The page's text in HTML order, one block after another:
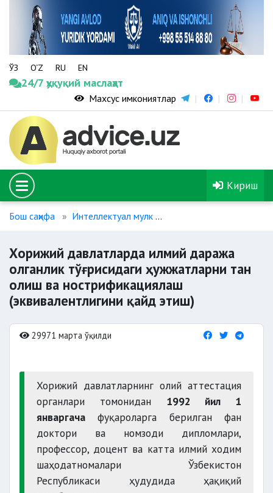
ЎЗ O‘Z RU EN
24/7 ҳуқуқий маслаҳат
Махсус имкониятлар
Кириш
Бош саҳифа Интеллектуал мулк
Хорижий давлатларда илмий даража
олганлик тўғрисидаги ҳужжатларни тан
олиш ва нострификациялаш
(эквивалентлигини қайд этиш)
29971 марта ўқилди
Хорижий давлатларнинг олий аттестация
органлари томонидан 1992 йил 1
январгача фуқароларга берилган фан
доктори ва номзоди дипломлари,
профессор, доцент ва катта илмий ходим
шаҳодатномалари Ўзбекистон
Республикаси ҳудудида ҳақиқий